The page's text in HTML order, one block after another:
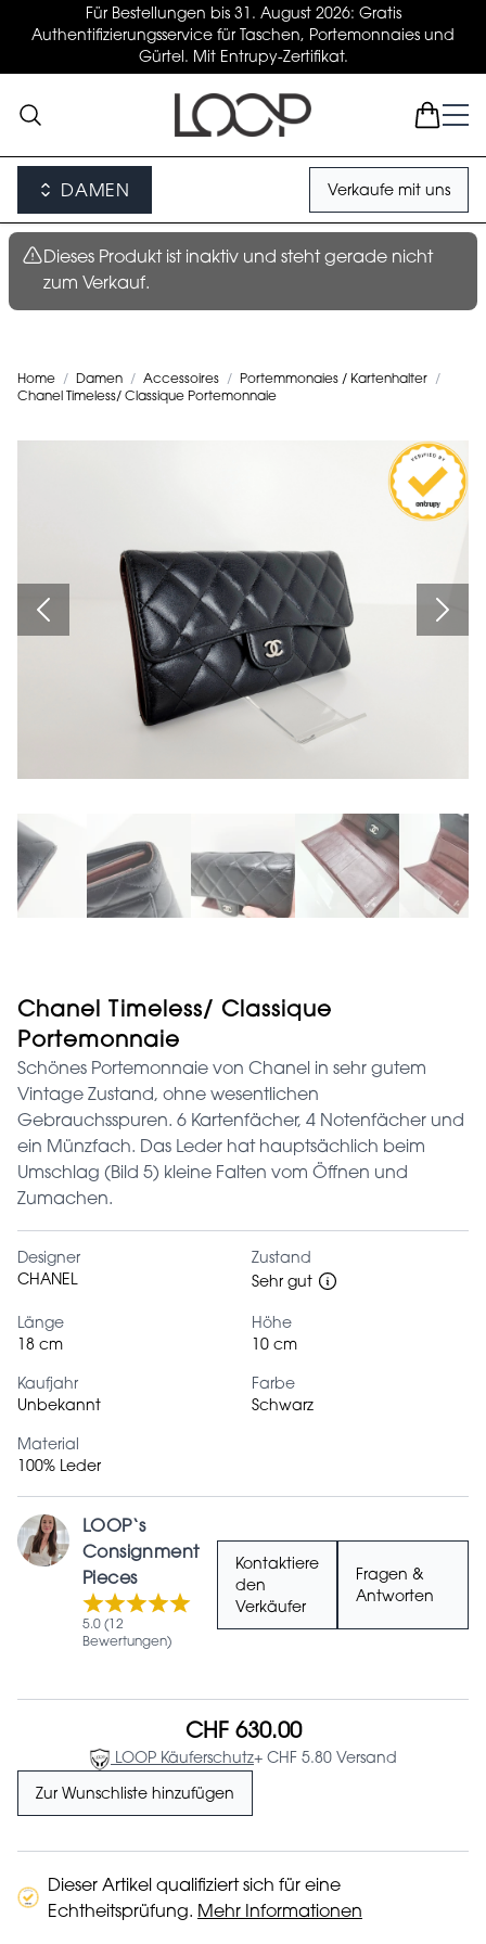
Für Bestellungen bis 31. August 2026: Gratis
Authentifizierungsservice für Taschen, Portemonnaies und
Gürtel. Mit Entrupy-Zertifikat.
DAMEN Verkaufe mit uns
Dieses Produkt ist inaktiv und steht gerade nicht
zum Verkauf.
Home / Damen / Accessoires / Portemmonaies / Kartenhalter
/
Chanel Timeless/ Classique Portemonnaie
Chanel Timeless/ Classique
Portemonnaie
Schönes Portemonnaie von Chanel in sehr gutem
Vintage Zustand, ohne wesentlichen
Gebrauchsspuren. 6 Kartenfächer, 4 Notenfächer und
ein Münzfach. Das Leder hat hauptsächlich beim
Umschlag (Bild 5) kleine Falten vom Öffnen und
Zumachen.
Designer
CHANEL
Zustand
Sehr gut
Länge
18 cm
Höhe
10 cm
Kaufjahr
Unbekannt
Farbe
Schwarz
Material
100% Leder
LOOP‘s
Consignment
Pieces
5.0 (12
Bewertungen)
Kontaktiere
den
Verkäufer
Fragen &
Antworten
CHF 630.00
LOOP Käuferschutz+ CHF 5.80 Versand
Zur Wunschliste hinzufügen
Dieser Artikel qualifiziert sich für eine
Echtheitsprüfung. Mehr Informationen